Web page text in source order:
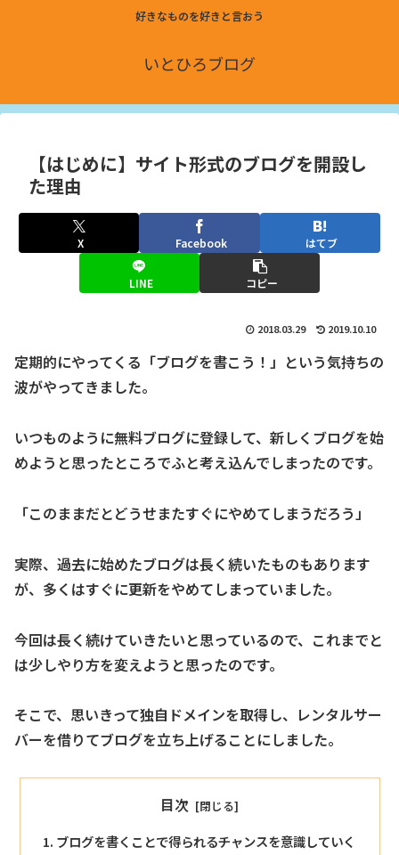
好きなものを好きと言おう
いとひろブログ
【はじめに】サイト形式のブログを開設し
た理由
X Facebook はてブ
LINE コピー
2018.03.29 2019.10.10
定期的にやってくる「ブログを書こう！」という気持ちの
波がやってきました。
いつものように無料ブログに登録して、新しくブログを始
めようと思ったところでふと考え込んでしまったのです。
「このままだとどうせまたすぐにやめてしまうだろう」
実際、過去に始めたブログは長く続いたものもあります
が、多くはすぐに更新をやめてしまっていました。
今回は長く続けていきたいと思っているので、これまでと
は少しやり方を変えようと思ったのです。
そこで、思いきって独自ドメインを取得し、レンタルサー
バーを借りてブログを立ち上げることにしました。
目次
ブログを書くことで得られるチャンスを意識していく